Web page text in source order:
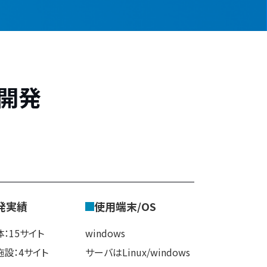
発
実績
15サイト
：4サイト
使用端末/OS
windows
サーバはLinux/windows